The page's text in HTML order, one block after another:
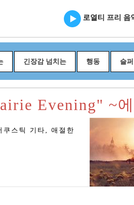
로열티 프리 음
긴장감 넘치는 행동 슬퍼
Evening" ~
스틱 기타, 애절한